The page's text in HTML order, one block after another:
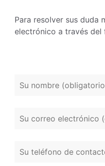
Para resolver sus duda
electrónico a través